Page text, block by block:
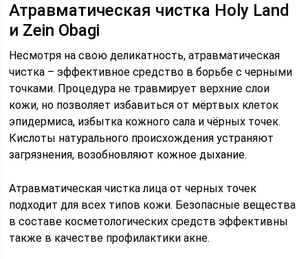
Атравматическая чистка Holy Land
и Zein Obagi
Несмотря на свою деликатность, атравматическая
чистка – эффективное средство в борьбе с черными
точками. Процедура не травмирует верхние слои
кожи, но позволяет избавиться от мёртвых клеток
эпидермиса, избытка кожного сала и чёрных точек.
Кислоты натурального происхождения устраняют
загрязнения, возобновляют кожное дыхание.
Атравматическая чистка лица от черных точек
подходит для всех типов кожи. Безопасные вещества
в составе косметологических средств эффективны
также в качестве профилактики акне.